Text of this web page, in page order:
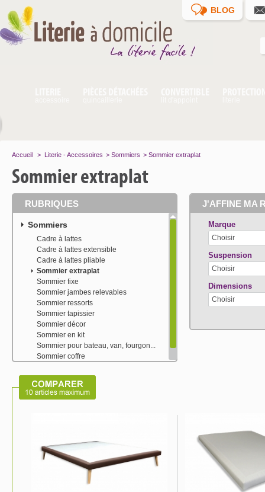
BLOG
Accueil > Literie - Accessoires > Sommiers > Sommier extraplat
Sommier extraplat
RUBRIQUES
Sommiers
Cadre à lattes
Cadre à lattes extensible
Cadre à lattes pliable
Sommier extraplat
Sommier fixe
Sommier jambes relevables
Sommier ressorts
Sommier tapissier
Sommier décor
Sommier en kit
Sommier pour bateau, van, fourgon...
Sommier coffre
J'AFFINE MA
Marque
Choisir
Suspension
Choisir
Dimensions
Choisir